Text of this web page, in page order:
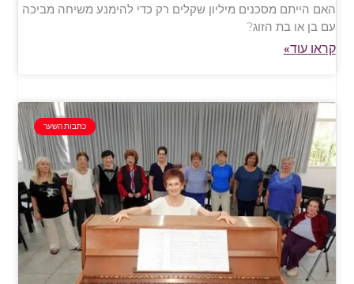
האם הייתם מסכנים מיליון שקלים רק כדי להימנע משיחה מביכה
עם בן או בת הזוג?
קראו עוד»
כתבות השער